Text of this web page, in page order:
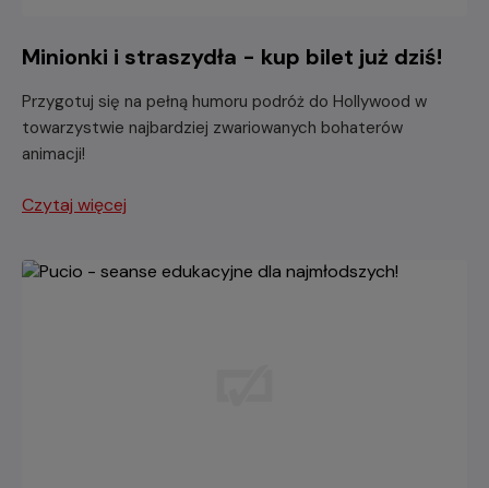
Minionki i straszydła - kup bilet już dziś!
Przygotuj się na pełną humoru podróż do Hollywood w
towarzystwie najbardziej zwariowanych bohaterów
animacji!
Czytaj więcej